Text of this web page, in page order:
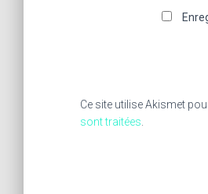
Ce site utilise Akismet
sont traitées